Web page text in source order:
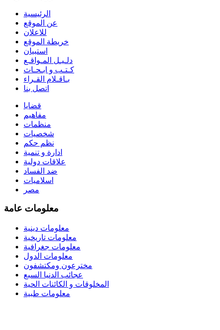
الرئيسية
عن الموقع
للاعلان
خريطة الموقع
استبيان
دلـيـل المـواقـع
كـتـب و ابـحـاث
بـاقـلام القـراء
اتصل بنا
قضايا
مفاهيم
منظمات
شخصيات
نظم حكم
ادارة و تنمية
علاقات دولية
ضد الفساد
اسلاميات
مصر
معلومات عامة
معلومات دينية
معلومات تاريخية
معلومات جغرافية
معلومات الدول
مخترعون ومكتشفون
عجائب الدنيا السبع
المخلوقات و الكائنات الحية
معلومات طبية